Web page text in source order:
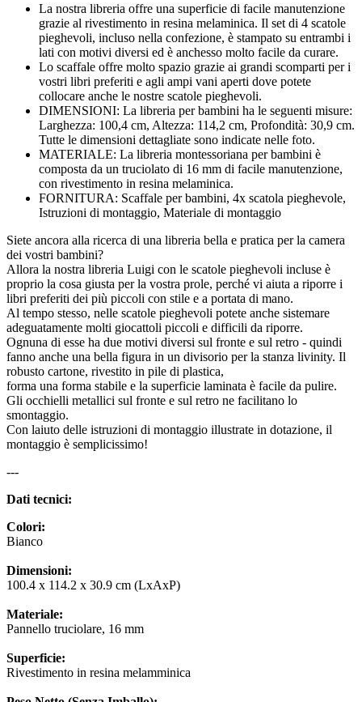
La nostra libreria offre una superficie di facile manutenzione
grazie al rivestimento in resina melaminica. Il set di 4 scatole
pieghevoli, incluso nella confezione, è stampato su entrambi i
lati con motivi diversi ed è anchesso molto facile da curare.
Lo scaffale offre molto spazio grazie ai grandi scomparti per i
vostri libri preferiti e agli ampi vani aperti dove potete
collocare anche le nostre scatole pieghevoli.
DIMENSIONI: La libreria per bambini ha le seguenti misure:
Larghezza: 100,4 cm, Altezza: 114,2 cm, Profondità: 30,9 cm.
Tutte le dimensioni dettagliate sono indicate nelle foto.
MATERIALE: La libreria montessoriana per bambini è
composta da un truciolato di 16 mm di facile manutenzione,
con rivestimento in resina melaminica.
FORNITURA: Scaffale per bambini, 4x scatola pieghevole,
Istruzioni di montaggio, Materiale di montaggio
Siete ancora alla ricerca di una libreria bella e pratica per la camera
dei vostri bambini?
Allora la nostra libreria Luigi con le scatole pieghevoli incluse è
proprio la cosa giusta per la vostra prole, perché vi aiuta a riporre i
libri preferiti dei più piccoli con stile e a portata di mano.
Al tempo stesso, nelle scatole pieghevoli potete anche sistemare
adeguatamente molti giocattoli piccoli e difficili da riporre.
Ognuna di esse ha due motivi diversi sul fronte e sul retro - quindi
fanno anche una bella figura in un divisorio per la stanza livinity. Il
robusto cartone, rivestito in pile di plastica,
forma una forma stabile e la superficie laminata è facile da pulire.
Gli occhielli metallici sul fronte e sul retro ne facilitano lo
smontaggio.
Con laiuto delle istruzioni di montaggio illustrate in dotazione, il
montaggio è semplicissimo!
---
Dati tecnici:
Colori:
Bianco
Dimensioni:
100.4 x 114.2 x 30.9 cm (LxAxP)
Materiale:
Pannello truciolare, 16 mm
Superficie:
Rivestimento in resina melamminica